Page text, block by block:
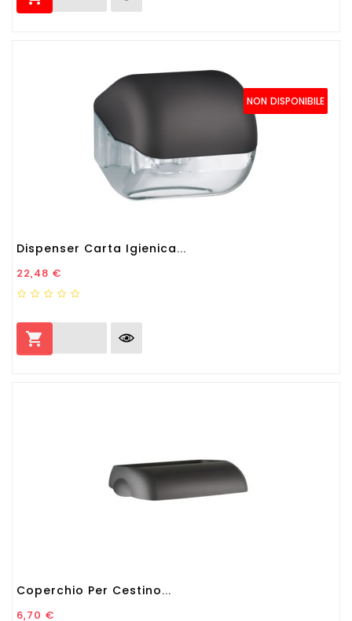
NON DISPONIBILE
Dispenser Carta Igienica...
Prezzo
22,48 €

Coperchio Per Cestino...
Prezzo
6,70 €